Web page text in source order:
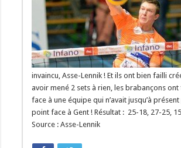
invaincu, Asse-Lennik ! Et ils ont bien failli
avoir mené 2 sets à rien, les brabançons
face à une équipe qui n’avait jusqu’à présent
point face à Gent ! Résultat : 25-18, 27-25,
Source : Asse-Lennik